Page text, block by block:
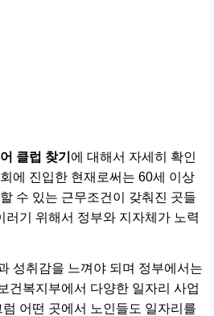
클럽 찾기 에 대해서 자세히 확인
에 진입한 현재로써는 60세 이상
수 있는 근무조건이 갖춰진 곳들
러기 위해서 정부와 지자체가 노력
성취감을 느껴야 되며 정부에서는
건복지부에서 다양한 일자리 사업
어떤 곳에서 노인들도 일자리를